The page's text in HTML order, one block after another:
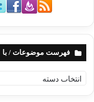
فهرست موضوعات / با
ه
ر